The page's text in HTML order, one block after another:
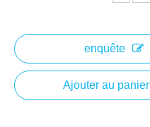
enquête
Ajouter au panier